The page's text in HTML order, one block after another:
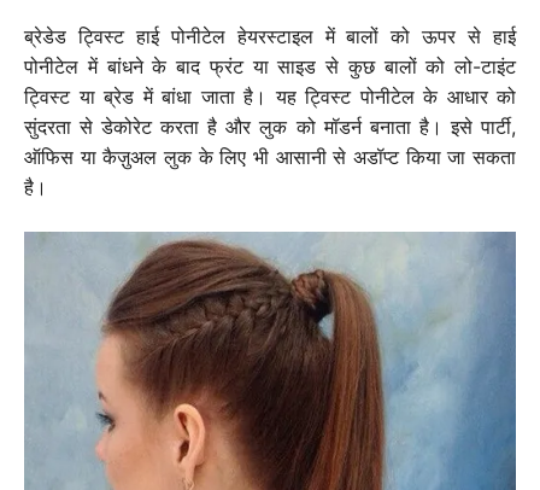
ब्रेडेड ट्विस्ट हाई पोनीटेल हेयरस्टाइल में बालों को ऊपर से हाई
पोनीटेल में बांधने के बाद फ्रंट या साइड से कुछ बालों को लो-टाइंट
ट्विस्ट या ब्रेड में बांधा जाता है। यह ट्विस्ट पोनीटेल के आधार को
सुंदरता से डेकोरेट करता है और लुक को मॉडर्न बनाता है। इसे पार्टी,
ऑफिस या कैज़ुअल लुक के लिए भी आसानी से अडॉप्ट किया जा सकता
है।